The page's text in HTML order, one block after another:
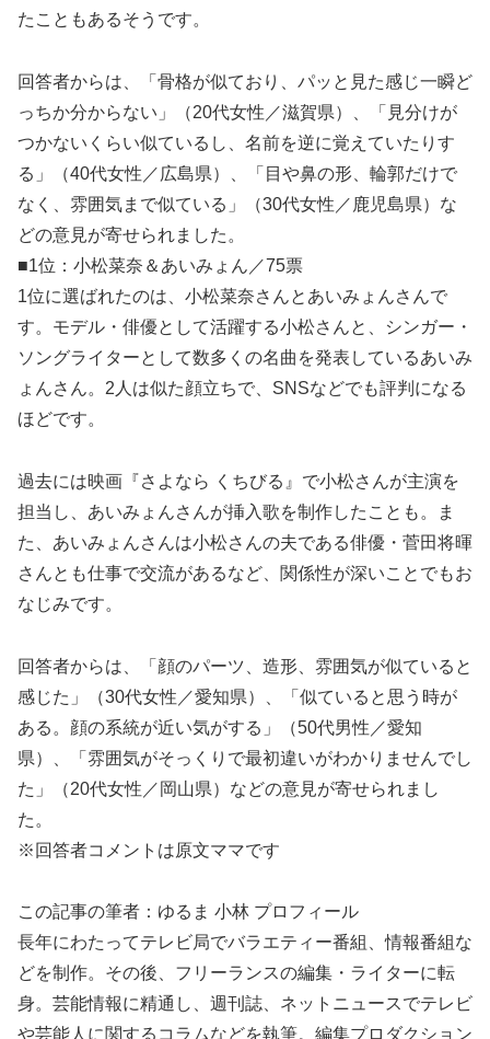
たこともあるそうです。
回答者からは、「骨格が似ており、パッと見た感じ一瞬ど
っちか分からない」（20代女性／滋賀県）、「見分けが
つかないくらい似ているし、名前を逆に覚えていたりす
る」（40代女性／広島県）、「目や鼻の形、輪郭だけで
なく、雰囲気まで似ている」（30代女性／鹿児島県）な
どの意見が寄せられました。
■1位：小松菜奈＆あいみょん／75票
1位に選ばれたのは、小松菜奈さんとあいみょんさんで
す。モデル・俳優として活躍する小松さんと、シンガー・
ソングライターとして数多くの名曲を発表しているあいみ
ょんさん。2人は似た顔立ちで、SNSなどでも評判になる
ほどです。
過去には映画『さよなら くちびる』で小松さんが主演を
担当し、あいみょんさんが挿入歌を制作したことも。ま
た、あいみょんさんは小松さんの夫である俳優・菅田将暉
さんとも仕事で交流があるなど、関係性が深いことでもお
なじみです。
回答者からは、「顔のパーツ、造形、雰囲気が似ていると
感じた」（30代女性／愛知県）、「似ていると思う時が
ある。顔の系統が近い気がする」（50代男性／愛知
県）、「雰囲気がそっくりで最初違いがわかりませんでし
た」（20代女性／岡山県）などの意見が寄せられまし
た。
※回答者コメントは原文ママです
この記事の筆者：ゆるま 小林 プロフィール
長年にわたってテレビ局でバラエティー番組、情報番組な
どを制作。その後、フリーランスの編集・ライターに転
身。芸能情報に精通し、週刊誌、ネットニュースでテレビ
や芸能人に関するコラムなどを執筆。編集プロダクション